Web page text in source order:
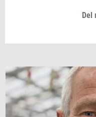
Del